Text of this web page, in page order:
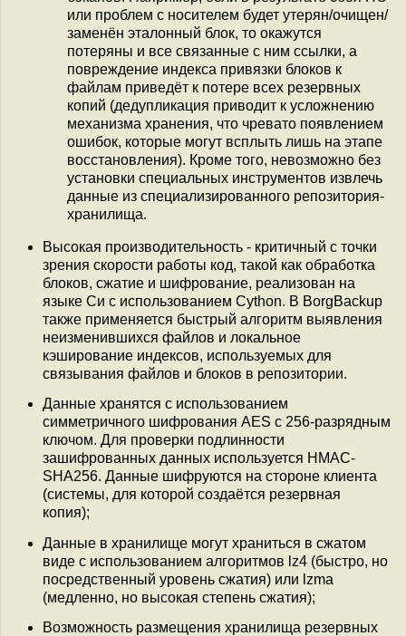
или проблем с носителем будет утерян/очищен/
заменён эталонный блок, то окажутся
потеряны и все связанные с ним ссылки, а
повреждение индекса привязки блоков к
файлам приведёт к потере всех резервных
копий (дедупликация приводит к усложнению
механизма хранения, что чревато появлением
ошибок, которые могут всплыть лишь на этапе
восстановления). Кроме того, невозможно без
установки специальных инструментов извлечь
данные из специализированного репозитория-
хранилища.
Высокая производительность - критичный с точки
зрения скорости работы код, такой как обработка
блоков, сжатие и шифрование, реализован на
языке Си с использованием Cython. В BorgBackup
также применяется быстрый алгоритм выявления
неизменившихся файлов и локальное
кэширование индексов, используемых для
связывания файлов и блоков в репозитории.
Данные хранятся с использованием
симметричного шифрования AES c 256-разрядным
ключом. Для проверки подлинности
зашифрованных данных используется HMAC-
SHA256. Данные шифруются на стороне клиента
(системы, для которой создаётся резервная
копия);
Данные в хранилище могут храниться в сжатом
виде с использованием алгоритмов lz4 (быстро, но
посредственный уровень сжатия) или lzma
(медленно, но высокая степень сжатия);
Возможность размещения хранилища резервных